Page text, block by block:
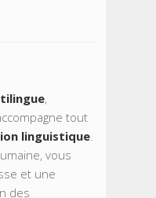
,
tout
linguistique.
vous
et une
des